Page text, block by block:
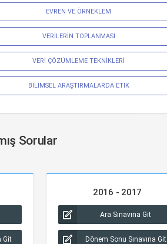
EVREN VE ÖRNEKLEM
VERİLERİN TOPLANMASI
VERİ ÇÖZÜMLEME TEKNİKLERİ
BİLİMSEL ARAŞTIRMALARDA ETİK
Sorular
Git
2016 - 2017
Ara Sınavına Git
Dönem Sonu Sınavına Git